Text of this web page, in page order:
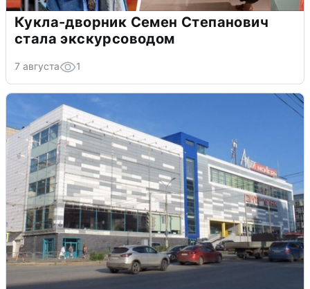
Кукла-дворник Семен Степанович
стала экскурсоводом
7 августа 1